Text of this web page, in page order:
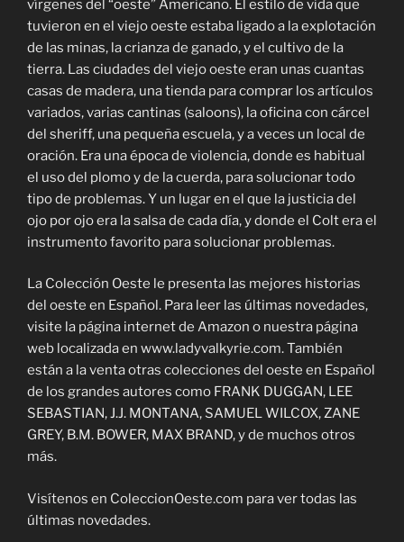
vírgenes del “oeste” Americano. El estilo de vida que
tuvieron en el viejo oeste estaba ligado a la explotación
de las minas, la crianza de ganado, y el cultivo de la
tierra. Las ciudades del viejo oeste eran unas cuantas
casas de madera, una tienda para comprar los artículos
variados, varias cantinas (saloons), la oficina con cárcel
del sheriff, una pequeña escuela, y a veces un local de
oración. Era una época de violencia, donde es habitual
el uso del plomo y de la cuerda, para solucionar todo
tipo de problemas. Y un lugar en el que la justicia del
ojo por ojo era la salsa de cada día, y donde el Colt era el
instrumento favorito para solucionar problemas.
La Colección Oeste le presenta las mejores historias
del oeste en Español. Para leer las últimas novedades,
visite la página internet de Amazon o nuestra página
web localizada en www.ladyvalkyrie.com. También
están a la venta otras colecciones del oeste en Español
de los grandes autores como FRANK DUGGAN, LEE
SEBASTIAN, J.J. MONTANA, SAMUEL WILCOX, ZANE
GREY, B.M. BOWER, MAX BRAND, y de muchos otros
más.
Visítenos en ColeccionOeste.com para ver todas las
últimas novedades.